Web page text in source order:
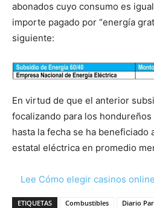
abonados cuyo consumo es
importe pagado por “energía
siguiente:
En virtud de que el anterior
focalizando para los
hasta la fecha se ha beneficiado
estatal eléctrica en promedio
Lee Cómo elegir casinos
ETIQUETAS Combustibles Diario